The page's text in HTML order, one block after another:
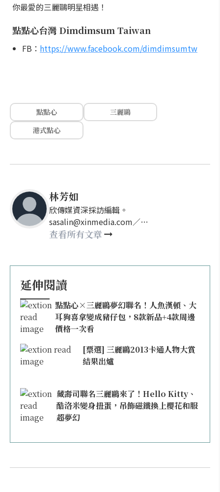
你最愛的三麗鷗明星相遇！
點點心台灣 Dimdimsum Taiwan
FB： https://www.facebook.com/dimdimsumtw
點點心
三麗鷗
港式點心
林芳如
欣傳媒資深採訪編輯。
sasalin@xinmedia.com／
happy21917@gmail.com
查看所有文章
延伸閱讀
點點心×三麗鷗夢幻聯名！人魚漢頓、大
耳狗喜拿變成豬仔包，8款新品+4款周邊
價格一次看
[票選] 三麗鷗2013卡通人物大賞
結果出爐
藏壽司聯名三麗鷗來了！Hello Kitty、
酷洛米變身扭蛋，吊飾磁鐵換上櫻花和服
超夢幻